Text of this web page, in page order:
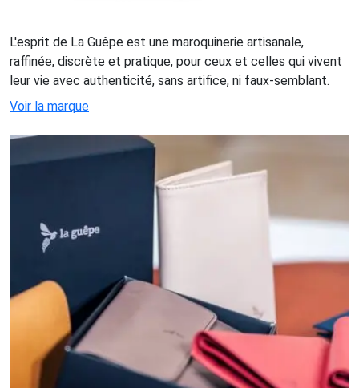
L'esprit de La Guêpe est une maroquinerie artisanale,
raffinée, discrète et pratique, pour ceux et celles qui vivent
leur vie avec authenticité, sans artifice, ni faux-semblant.
Voir la marque